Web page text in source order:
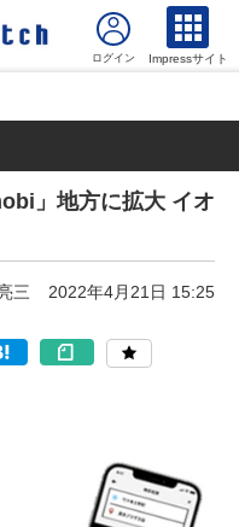
Impressサイト
」地方に拡大 イオ
三 2022年4月21日 15:25